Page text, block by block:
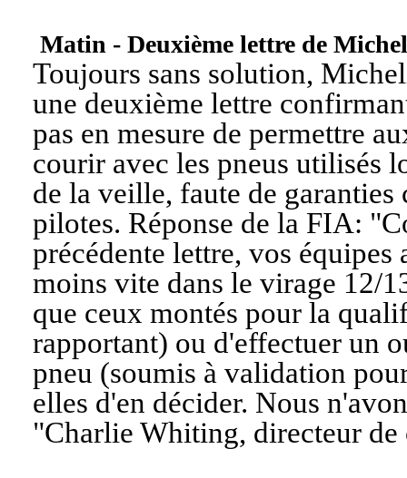
Matin - Deuxième lettre de
Toujours sans solution,
une deuxième lettre
pas en mesure de permettre
courir avec les pneus utilisés
de la veille, faute de garanties
pilotes. Réponse de la FIA: "
précédente lettre, vos
moins vite dans le virage 12/
que ceux montés pour la
rapportant) ou d'effectuer un
pneu (soumis à validation
elles d'en décider. Nous
"Charlie Whiting, directeur de